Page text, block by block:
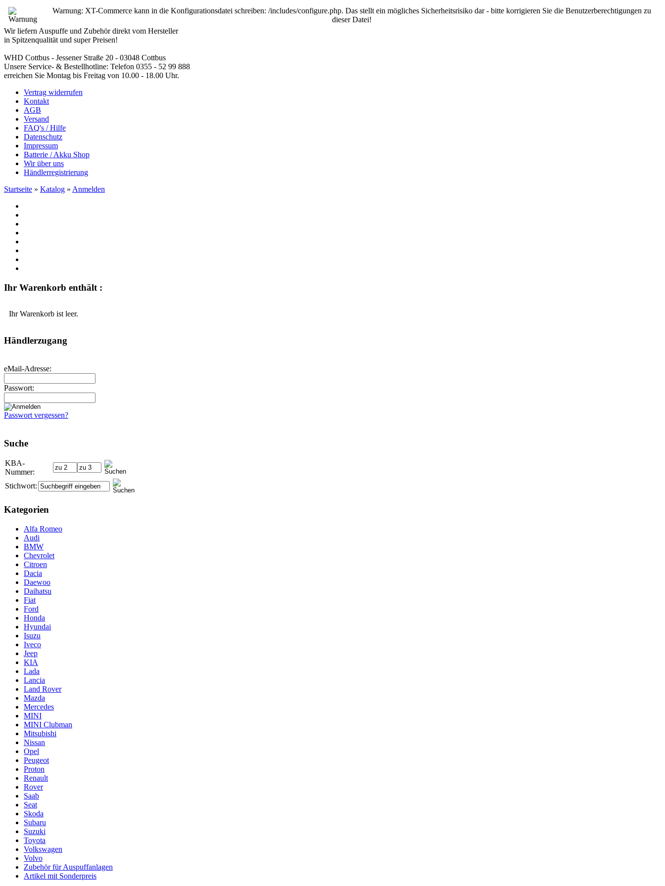
Warnung: XT-Commerce kann in die Konfigurationsdatei schreiben: /includes/configure.php. Das stellt ein mögliches Sicherheitsrisiko dar - bitte korrigieren Sie die Benutzerberechtigungen zu
dieser Datei!
Wir liefern Auspuffe und Zubehör direkt vom Hersteller
in Spitzenqualität und super Preisen!
WHD Cottbus - Jessener Straße 20 - 03048 Cottbus
Unsere Service- & Bestellhotline: Telefon 0355 - 52 99 888
erreichen Sie Montag bis Freitag von 10.00 - 18.00 Uhr.
Vertrag widerrufen
Kontakt
AGB
Versand
FAQ's / Hilfe
Datenschutz
Impressum
Batterie / Akku Shop
Wir über uns
Händlerregistrierung
Startseite » Katalog » Anmelden
Ihr Warenkorb enthält :
Ihr Warenkorb ist leer.
Händlerzugang
eMail-Adresse:
Passwort:
Passwort vergessen?
Suche
KBA-
Nummer:
Stichwort:
Kategorien
Alfa Romeo
Audi
BMW
Chevrolet
Citroen
Dacia
Daewoo
Daihatsu
Fiat
Ford
Honda
Hyundai
Isuzu
Iveco
Jeep
KIA
Lada
Lancia
Land Rover
Mazda
Mercedes
MINI
MINI Clubman
Mitsubishi
Nissan
Opel
Peugeot
Proton
Renault
Rover
Saab
Seat
Skoda
Subaru
Suzuki
Toyota
Volkswagen
Volvo
Zubehör für Auspuffanlagen
Artikel mit Sonderpreis